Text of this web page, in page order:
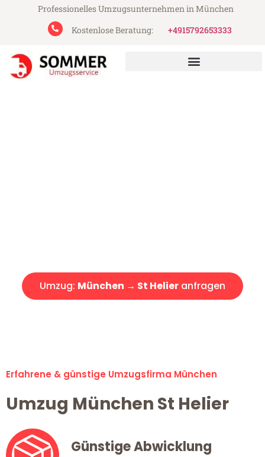
Professionelles Umzugsunternehmen in München
Kostenlose Beratung:
+4915792653333
Umzug: München → St Helier anfragen
Erfahrene & günstige Umzugsfirma München
Umzug München St Helier
Günstige Abwicklung